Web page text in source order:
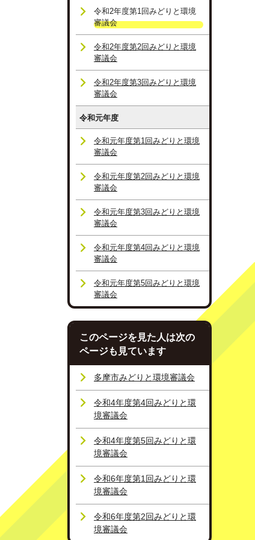
令和2年度第1回みどりと環境
審議会
令和2年度第2回みどりと環境
審議会
令和2年度第3回みどりと環境
審議会
令和元年度
令和元年度第1回みどりと環境
審議会
令和元年度第2回みどりと環境
審議会
令和元年度第3回みどりと環境
審議会
令和元年度第4回みどりと環境
審議会
令和元年度第5回みどりと環境
審議会
このページを見た人は次の
ページも見ています
多摩市みどりと環境審議会
令和4年度第4回みどりと環
境審議会
令和4年度第5回みどりと環
境審議会
令和6年度第1回みどりと環
境審議会
令和6年度第2回みどりと環
境審議会